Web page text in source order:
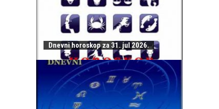
Dnevni horoskop za 31. jul 2026.